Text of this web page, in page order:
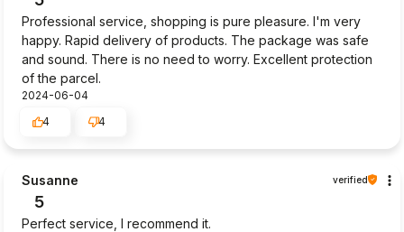
Professional service, shopping is pure pleasure. I'm very
happy. Rapid delivery of products. The package was safe
and sound. There is no need to worry. Excellent protection
of the parcel.
2024-06-04
4
4
Susanne verified
5
Perfect service, I recommend it.